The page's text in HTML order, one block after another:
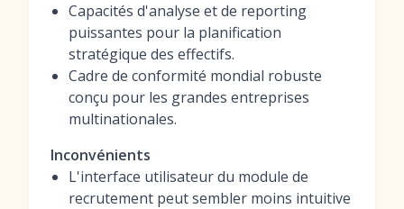
Capacités d'analyse et de reporting
puissantes pour la planification
stratégique des effectifs.
Cadre de conformité mondial robuste
conçu pour les grandes entreprises
multinationales.
Inconvénients
L'interface utilisateur du module de
recrutement peut sembler moins intuitive